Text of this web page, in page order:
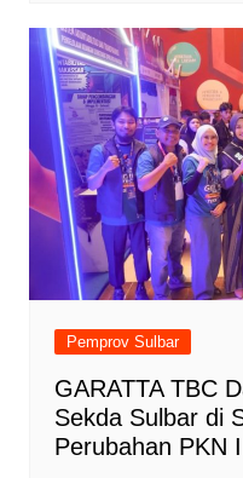
Pemprov Sulbar
GARATTA TBC
Sekda Sulbar di
Perubahan PKN